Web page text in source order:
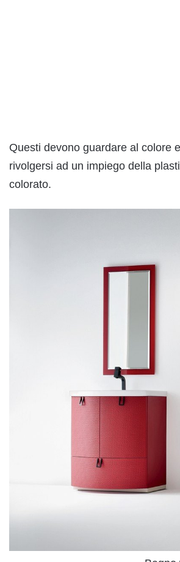
Questi devono guardare al colore
rivolgersi ad un impiego della
colorato.